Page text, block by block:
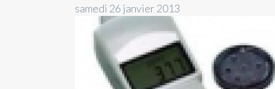
samedi 26 janvier 2013